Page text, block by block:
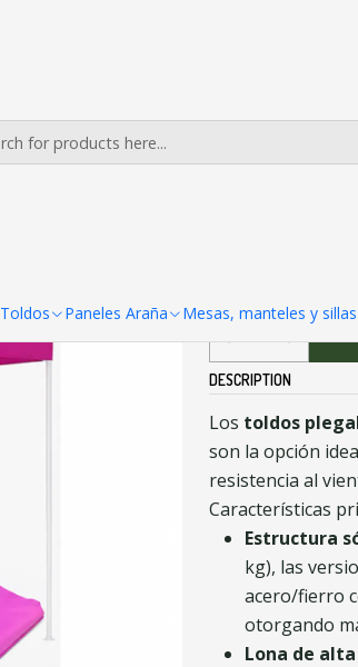
Toldos Paneles Araña Mesas, manteles y sillas
|
Toldos
Quantity
DESCRIPTION
Los toldos
son la opción
resistencia al
Características
Estructura
kg), las
acero/fierro
otorgando
Lona de